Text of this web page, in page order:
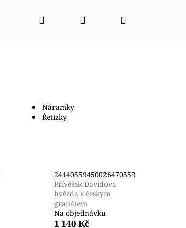
Napište nám Kontakty
Hledat PřihlášeníNákupní
Náramky
Řetízky
24140559450026470559
Přívěšek Davidova
hvězda s českým
granátem
Na objednávku
1 140 Kč